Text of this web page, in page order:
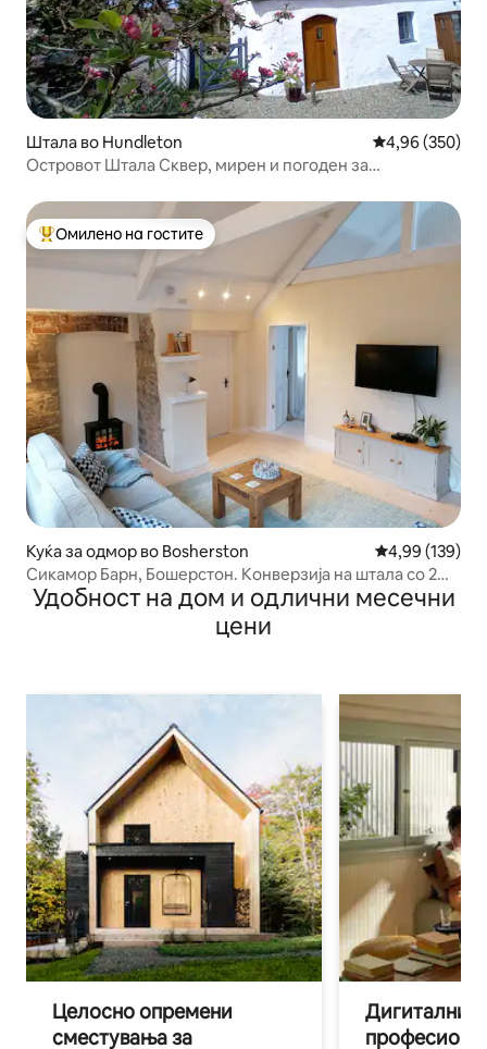
Штала во Hundleton Просечна
4,96 (350)
Островот Штала Сквер, мирен и погоден за
Меѓу најуспешните „Омилени на гостите“
Омилено на гостите
Куќа за одмор во Bosherston Просечна
4,99 (139)
Сикамор Барн, Бошерстон. Конверзија на штала со 2
кревета
Удобност на дом и одлични месечни
цени
Целосно опремени
сместувања за
Дигитални